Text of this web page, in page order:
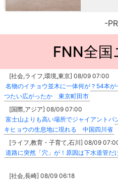
-
FNN全国
[社会,ライフ,環境,東京] 08/09 07:00
名物のイチョウ並木に一体何が？54本
つたい広がったか 東京町田市
[国際,アジア] 08/09 07:00
富士山よりも高い場所でジャイアント
キヒョウの生息地に現れる 中国四川省
[ライフ,教育・子育て,石川] 08/09
道路に突然「穴」が！原因は下水道管だ
[社会,長崎] 08/09 06:18